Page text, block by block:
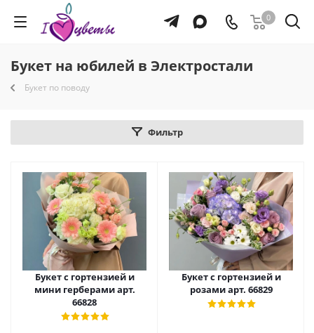
0
Букет на юбилей в Электростали
Букет по поводу
Фильтр
Букет с гортензией и
мини герберами арт.
66828
Букет с гортензией и
розами арт. 66829